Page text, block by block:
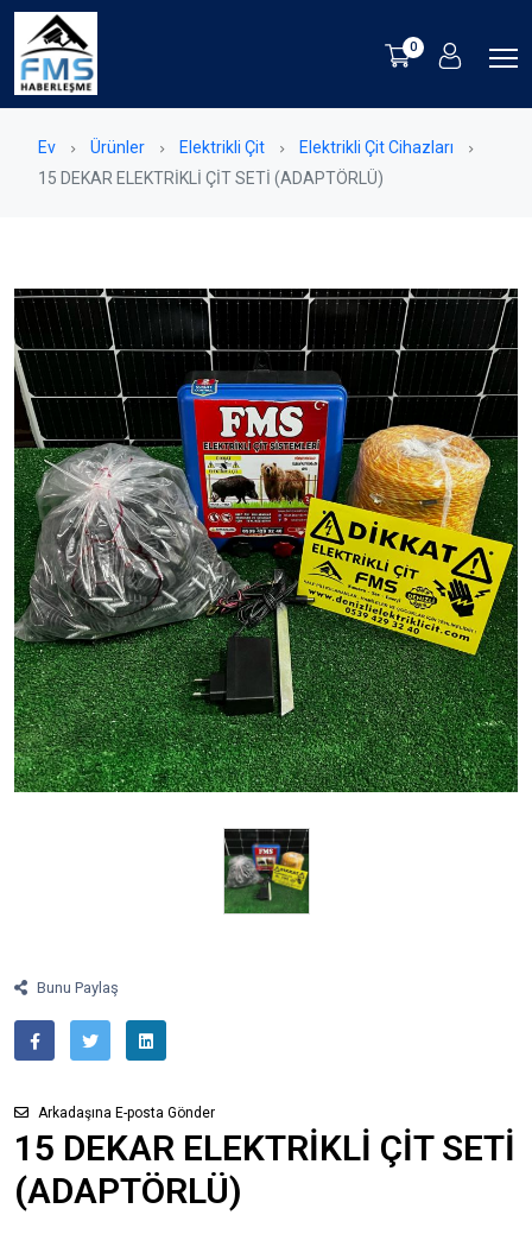
0
Ev Ürünler Elektrikli Çit
Elektrikli Çit Cihazları
15 DEKAR ELEKTRİKLİ ÇİT SETİ (ADAPTÖRLÜ)
Bunu Paylaş
Arkadaşına E-posta Gönder
15 DEKAR ELEKTRİKLİ ÇİT SETİ
(ADAPTÖRLÜ)